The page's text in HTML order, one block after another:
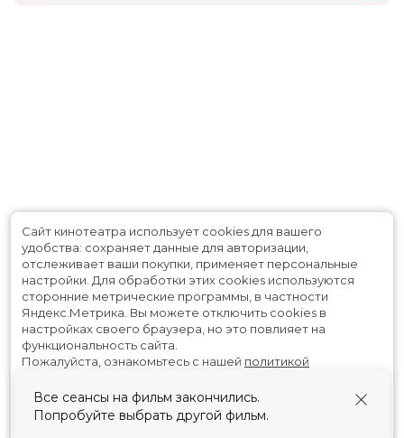
Все сеансы на фильм закончились.
Попробуйте выбрать другой фильм.
Сайт кинотеатра использует cookies для вашего
удобства: сохраняет данные для авторизации,
отслеживает ваши покупки, применяет персональные
настройки. Для обработки этих cookies используются
сторонние метрические программы, в частности
Яндекс.Метрика. Вы можете отключить cookies в
настройках своего браузера, но это повлияет на
функциональность сайта.
Пожалуйста, ознакомьтесь с нашей политикой
Принять